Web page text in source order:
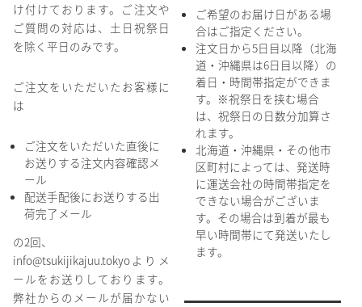
け付けております。ご注文や
ご質問の対応は、土日祝祭日
を除く平日のみです。
ご注文をいただいたお客様に
は
ご注文をいただいた直後に
お送りする注文内容確認メ
ール
配送手配後にお送りする出
荷完了メール
の2回、
info@tsukijikajuu.tokyoよりメ
ールをお送りしております。
弊社からのメールが届かない
ご希望のお届け日がある場
合はご指定ください。
注文日から5日目以降（北海
道・沖縄県は6日目以降）の
着日・時間帯指定ができま
す。※祝祭日を挟む場合
は、祝祭日の日数分加算さ
れます。
北海道・沖縄県・その他市
区町村によっては、発送時
に運送会社の時間帯指定を
できない場合がございま
す。その場合は到着が最も
早い時間帯にて発送いたし
ます。